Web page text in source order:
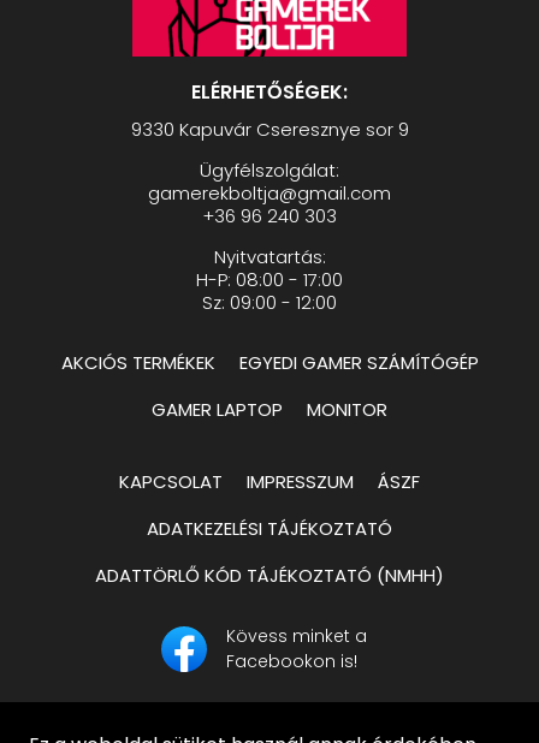
ELÉRHETŐSÉGEK:
9330 Kapuvár Cseresznye sor 9
Ügyfélszolgálat:
gamerekboltja@gmail.com
+36 96 240 303
Nyitvatartás:
H-P: 08:00 - 17:00
Sz: 09:00 - 12:00
AKCIÓS TERMÉKEK
EGYEDI GAMER SZÁMÍTÓGÉP
GAMER LAPTOP
MONITOR
KAPCSOLAT IMPRESSZUM
ÁSZF
ADATKEZELÉSI TÁJÉKOZTATÓ
ADATTÖRLŐ KÓD TÁJÉKOZTATÓ (NMHH)
Kövess minket a
Facebookon is!